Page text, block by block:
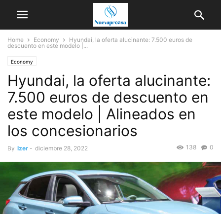
Home Economy
Hyundai, la oferta alucinante: 7.500 euros de
descuento en este modelo |...
Economy
Hyundai, la oferta alucinante:
7.500 euros de descuento en
este modelo | Alineados en
los concesionarios
By Izer - diciembre 28, 2022 0
138